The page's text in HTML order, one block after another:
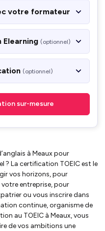
votre formateur
Elearning (optionnel)
(optionnel)
sur-mesure
à Meaux pour
? La certification TOEIC est le
vos horizons, pour
entreprise, pour
ou vous inscrire dans
continue, organisme de
au TOEIC à Meaux, vous
de vos ambitions une